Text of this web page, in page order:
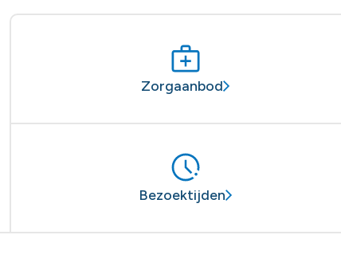
Zorgaanbod
Bezoektijden